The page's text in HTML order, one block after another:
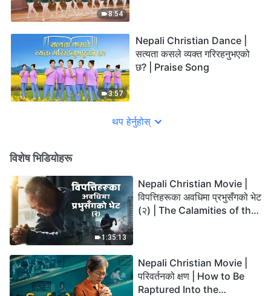
8:54
3:57
Nepali Christian Dance |
सत्यता कसले व्यक्त गरिरहनुभएको
छ? | Praise Song
थप हेर्नुहोस्
विशेष भिडियोहरू
1:35:13
Nepali Christian Movie |
विपत्तिहरूका अवधिमा प्रभुसँगको भेट
(२) | The Calamities of the
Nepali Christian Movie |
परिवर्तनको क्षण | How to Be
Raptured Into the